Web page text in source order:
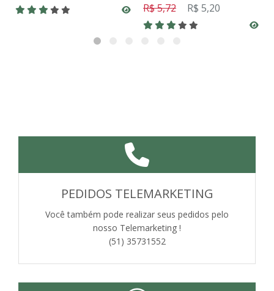
R$ 5,72 R$ 5,20
PEDIDOS TELEMARKETING
Você também pode realizar seus pedidos pelo
nosso Telemarketing !
(51) 35731552